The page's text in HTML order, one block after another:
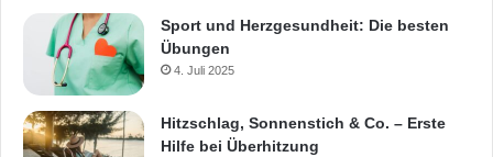
Sport und Herzgesundheit: Die besten
Übungen
4. Juli 2025
Hitzschlag, Sonnenstich & Co. – Erste
Hilfe bei Überhitzung